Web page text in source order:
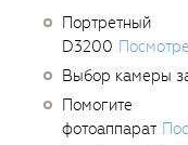
D3200
Выбор камеры
фотоаппарат